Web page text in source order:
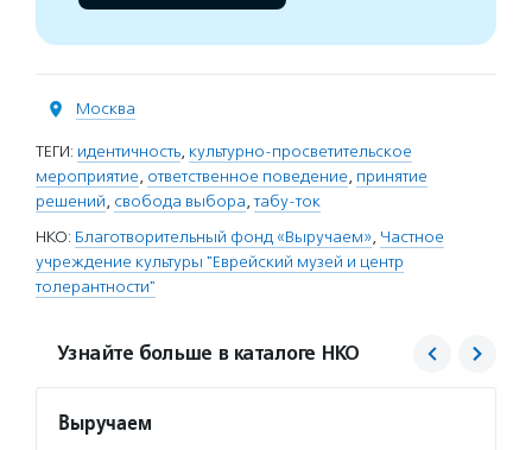
Москва
ТЕГИ: идентичность, культурно-просветительское
мероприятие, ответственное поведение, принятие
решений, свобода выбора,табу-ток
НКО: Благотворительный фонд «Выручаем», Частное
учреждение культуры "Еврейский музей и центр
толерантности"
Узнайте больше в каталоге НКО
Выручаем